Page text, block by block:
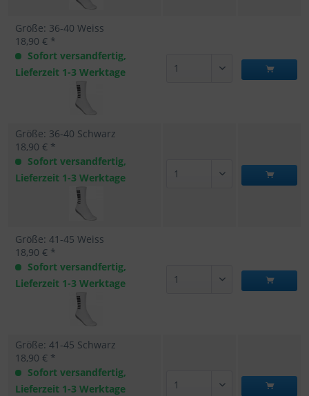
Größe: 36-40 Weiss
18,90 € *
Sofort versandfertig,
Lieferzeit 1-3 Werktage
Größe: 36-40 Schwarz
18,90 € *
Sofort versandfertig,
Lieferzeit 1-3 Werktage
Größe: 41-45 Weiss
18,90 € *
Sofort versandfertig,
Lieferzeit 1-3 Werktage
Größe: 41-45 Schwarz
18,90 € *
Sofort versandfertig,
Lieferzeit 1-3 Werktage